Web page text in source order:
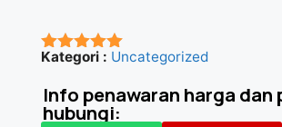
★★★★★
Kategori : Uncategorized
Info penawaran harga dan
hubungi: